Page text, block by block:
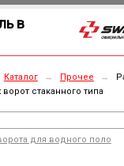
в
Каталог → Прочее →
стаканного типа
для водного поло